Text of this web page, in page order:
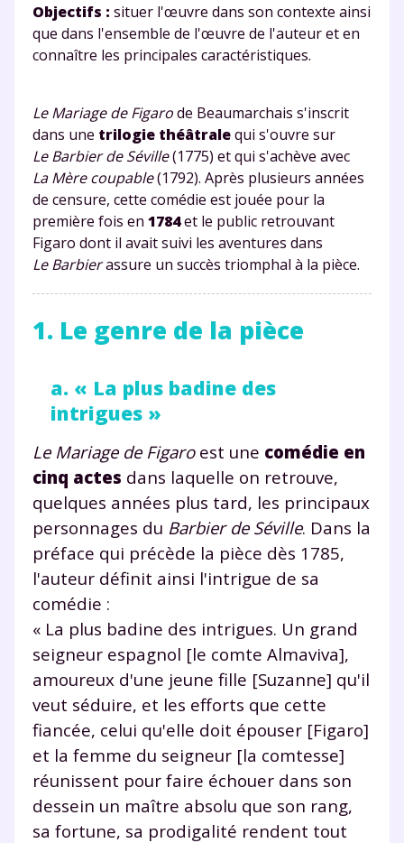
Objectifs : situer l'œuvre dans son contexte ainsi
que dans l'ensemble de l'œuvre de l'auteur et en
connaître les principales caractéristiques.
Le Mariage de Figarode Beaumarchais s'inscrit
dans une trilogie théâtralequi s'ouvre sur
Le Barbier de Séville(1775) et qui s'achève avec
La Mère coupable(1792). Après plusieurs années
de censure, cette comédie est jouée pour la
première fois en 1784et le public retrouvant
Figaro dont il avait suivi les aventures dans
Le Barbierassure un succès triomphal à la pièce.
1. Le genre de la pièce
a. « La plus badine des
intrigues »
Le Mariage de Figaroest une comédie en
cinq actes dans laquelle on retrouve,
quelques années plus tard, les principaux
personnages du Barbier de Séville. Dans la
préface qui précède la pièce dès 1785,
l'auteur définit ainsi l'intrigue de sa
comédie :
« La plus badine des intrigues. Un grand
seigneur espagnol [le comte Almaviva],
amoureux d'une jeune fille [Suzanne] qu'il
veut séduire, et les efforts que cette
fiancée, celui qu'elle doit épouser [Figaro]
et la femme du seigneur [la comtesse]
réunissent pour faire échouer dans son
dessein un maître absolu que son rang,
sa fortune, sa prodigalité rendent tout